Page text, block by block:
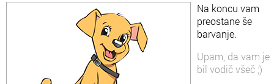
Na koncu vam
preostane še
barvanje.
Upam, da vam je
bil vodič všeč ;)